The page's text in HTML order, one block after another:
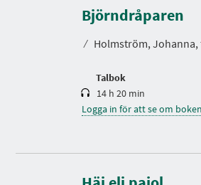
Björndråparen
⁄ Holmström,
Talbok
e
l
i
14 h 20 min
Logga in för att se om